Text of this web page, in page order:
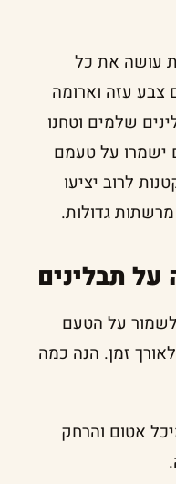
עושה את כל
עזה וארומה
שלמים וטחנו
ישמרו על טעמם
לרוב יציעו
מרשתות גדולות.
על תבלינים
לשמור על הטעם
זמן. הנה כמה
אטום והרחק